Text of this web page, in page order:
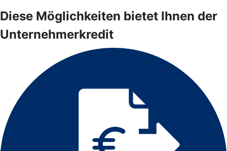
Diese Möglichkeiten bietet Ihnen der
Unternehmerkredit